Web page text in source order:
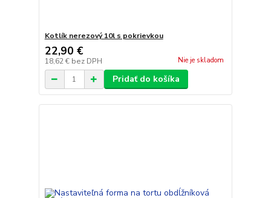
Kotlík nerezový 10l s pokrievkou
22,90 €
18,62 € bez DPH Nie je skladom
Pridať do košíka